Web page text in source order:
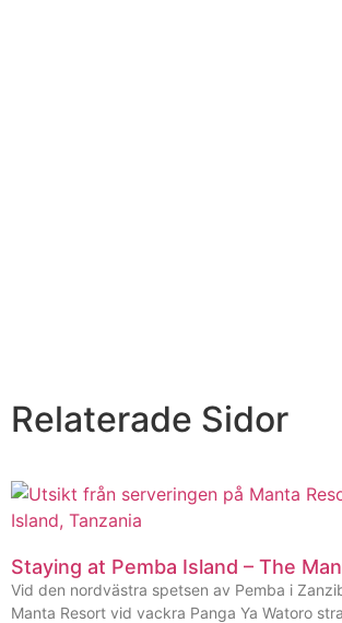
Relaterade Sidor
Staying at Pemba Island – The
Vid den nordvästra spetsen av Pemba i
Manta Resort vid vackra Panga Ya Watoro